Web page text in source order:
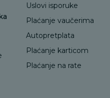
Uslovi isporuke
Plaćanje vaučerima
Autopretplata
Plaćanje karticom
Plaćanje na rate